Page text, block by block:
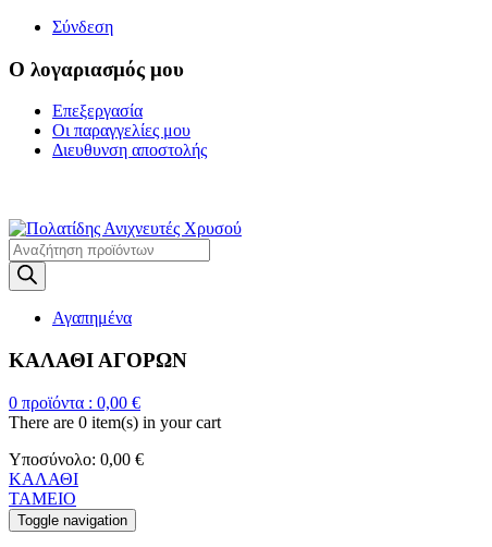
Σύνδεση
Ο λογαριασμός μου
Επεξεργασία
Οι παραγγελίες μου
Διευθυνση αποστολής
Products
search
Αγαπημένα
ΚΑΛΑΘΙ ΑΓΟΡΩΝ
0 προϊόντα : 0,00 €
There are 0 item(s) in your cart
Υποσύνολο: 0,00 €
ΚΑΛΑΘΙ
ΤΑΜΕΙΟ
Toggle navigation